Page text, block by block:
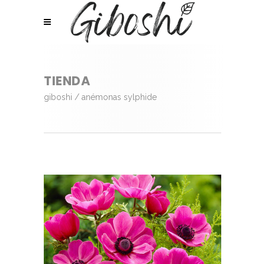
TIENDA
giboshi / anémonas sylphide